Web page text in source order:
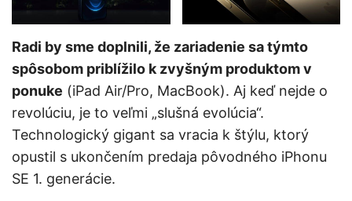
Radi by sme doplnili, že zariadenie sa týmto
spôsobom priblížilo k zvyšným produktom v
ponuke (iPad Air/Pro, MacBook). Aj keď nejde o
revolúciu, je to veľmi „slušná evolúcia“.
Technologický gigant sa vracia k štýlu, ktorý
opustil s ukončením predaja pôvodného iPhonu
SE 1. generácie.